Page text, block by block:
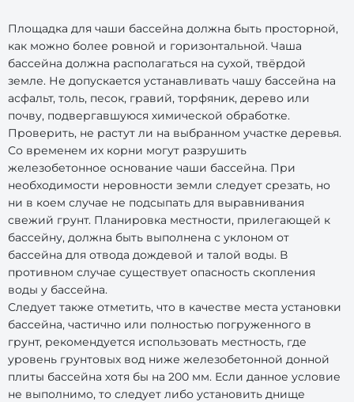
Площадка для чаши бассейна должна быть просторной,
как можно более ровной и горизонтальной. Чаша
бассейна должна располагаться на сухой, твёрдой
земле. Не допускается устанавливать чашу бассейна на
асфальт, толь, песок, гравий, торфяник, дерево или
почву, подвергавшуюся химической обработке.
Проверить, не растут ли на выбранном участке деревья.
Со временем их корни могут разрушить
железобетонное основание чаши бассейна. При
необходимости неровности земли следует срезать, но
ни в коем случае не подсыпать для выравнивания
свежий грунт. Планировка местности, прилегающей к
бассейну, должна быть выполнена с уклоном от
бассейна для отвода дождевой и талой воды. В
противном случае существует опасность скопления
воды у бассейна.
Следует также отметить, что в качестве места установки
бассейна, частично или полностью погруженного в
грунт, рекомендуется использовать местность, где
уровень грунтовых вод ниже железобетонной донной
плиты бассейна хотя бы на 200 мм. Если данное условие
не выполнимо, то следует либо установить днище